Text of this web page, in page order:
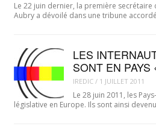
Le 22 juin dernier, la première
Aubry a dévoilé dans une tribune
LES
SONT EN PAYS
IREDIC/ 1 JUILLET 2011
Le 28 juin 2011, les
législative en Europe. Ils sont ainsi